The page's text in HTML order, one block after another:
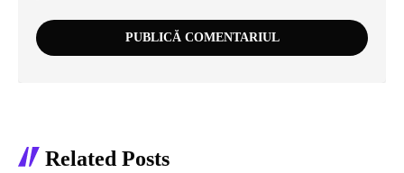
Related Posts